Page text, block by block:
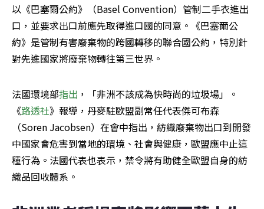
以《巴塞爾公約》（Basel Convention）管制二手衣進出
口，並要求出口前應先取得進口國的同意。《巴塞爾公
約》是管制有害廢棄物的跨國轉移的聯合國公約，特別針
對先進國家將廢棄物轉往第三世界。
法國環境部指出 ，「非洲不該成為快時尚的垃圾場」。
《路透社》報導，丹麥駐歐盟副常任代表傑可布森
（Soren Jacobsen）在會中指出，紡織廢棄物出口到開發
中國家會危害到當地的環境、社會與健康，歐盟應中止這
種行為。法國代表也表示，禁令將有助健全歐盟自身的紡
織品回收體系。